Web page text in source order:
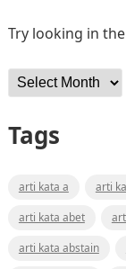
Try looking in
Archives
Tags
arti kata a arti
arti kata abet
arti kata abstain